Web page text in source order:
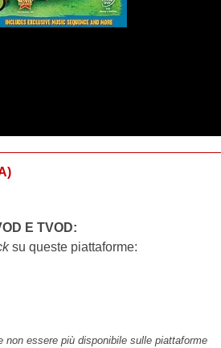
E TVOD:
su queste piattaforme:
non essere più disponibile sulle piattaforme